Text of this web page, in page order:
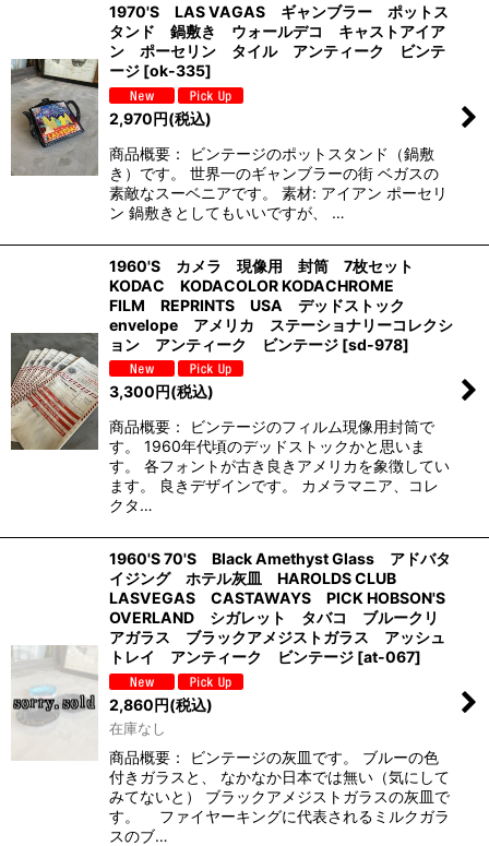
1970'S LAS VAGAS ギャンブラー ポットス
タンド 鍋敷き ウォールデコ キャストアイア
ン ポーセリン タイル アンティーク ビンテ
ージ [ok-335]
2,970円(税込)
商品概要： ビンテージのポットスタンド（鍋敷
き）です。 世界一のギャンブラーの街 ベガスの
素敵なスーベニアです。 素材: アイアン ポーセリ
ン 鍋敷きとしてもいいですが、 …
1960'S カメラ 現像用 封筒 7枚セット
KODAC KODACOLOR KODACHROME
FILM REPRINTS USA デッドストック
envelope アメリカ ステーショナリーコレクシ
ョン アンティーク ビンテージ [sd-978]
3,300円(税込)
商品概要： ビンテージのフィルム現像用封筒で
す。 1960年代頃のデッドストックかと思いま
す。 各フォントが古き良きアメリカを象徴してい
ます。 良きデザインです。 カメラマニア、コレ
クタ…
1960'S 70'S Black Amethyst Glass アドバタ
イジング ホテル灰皿 HAROLDS CLUB
LASVEGAS CASTAWAYS PICK HOBSON'S
OVERLAND シガレット タバコ ブルークリ
アガラス ブラックアメジストガラス アッシュ
トレイ アンティーク ビンテージ [at-067]
2,860円(税込)
在庫なし
商品概要： ビンテージの灰皿です。 ブルーの色
付きガラスと、 なかなか日本では無い（気にして
みてないと） ブラックアメジストガラスの灰皿で
す。 ファイヤーキングに代表されるミルクガラ
スのブ…